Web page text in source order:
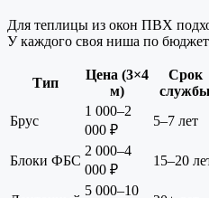
Для теплицы из окон ПВХ
У каждого своя ниша по
Тип
Цена (3×4
м)
Срок
службы
Брус
1 000–2
000 ₽
5–7 лет
Блоки ФБС
2 000–4
000 ₽
15–20
5 000–10